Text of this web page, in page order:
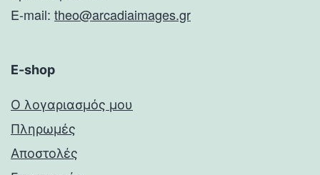
E-mail: theo@arcadiaimages.gr
E-shop
Ο λογαριασμός μου
Πληρωμές
Αποστολές